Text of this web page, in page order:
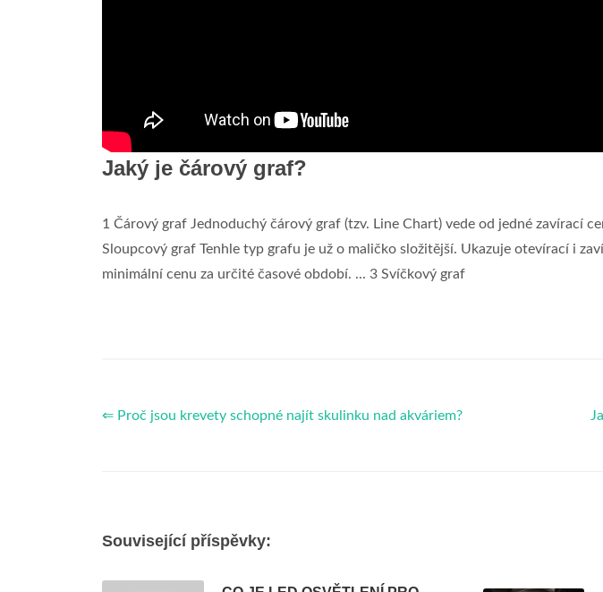
Jaký je čárový graf?
1 Čárový graf Jednoduchý čárový graf (tzv. Line Chart) vede od jedné zavírací
Sloupcový graf Tenhle typ grafu je už o maličko složitější. Ukazuje otevírací i
minimální cenu za určité časové období. ... 3 Svíčkový graf
⇐ Proč jsou krevety schopné najít skulinku nad akváriem?
Související příspěvky: